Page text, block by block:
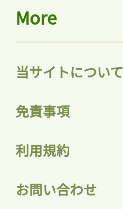
More
当サイトについて
免責事項
利用規約
お問い合わせ